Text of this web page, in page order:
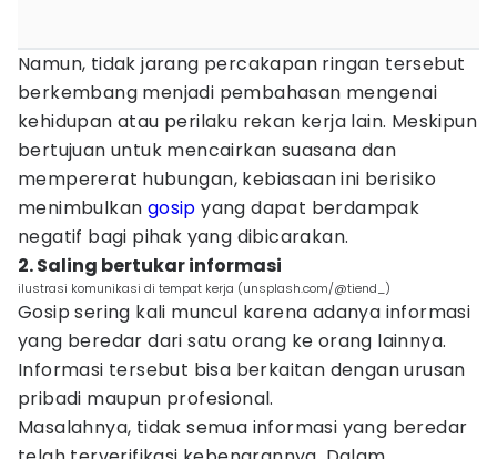
Namun, tidak jarang percakapan ringan tersebut
berkembang menjadi pembahasan mengenai
kehidupan atau perilaku rekan kerja lain. Meskipun
bertujuan untuk mencairkan suasana dan
mempererat hubungan, kebiasaan ini berisiko
menimbulkan gosip yang dapat berdampak
negatif bagi pihak yang dibicarakan.
2. Saling bertukar informasi
ilustrasi komunikasi di tempat kerja (unsplash.com/@tiend_)
Gosip sering kali muncul karena adanya informasi
yang beredar dari satu orang ke orang lainnya.
Informasi tersebut bisa berkaitan dengan urusan
pribadi maupun profesional.
Masalahnya, tidak semua informasi yang beredar